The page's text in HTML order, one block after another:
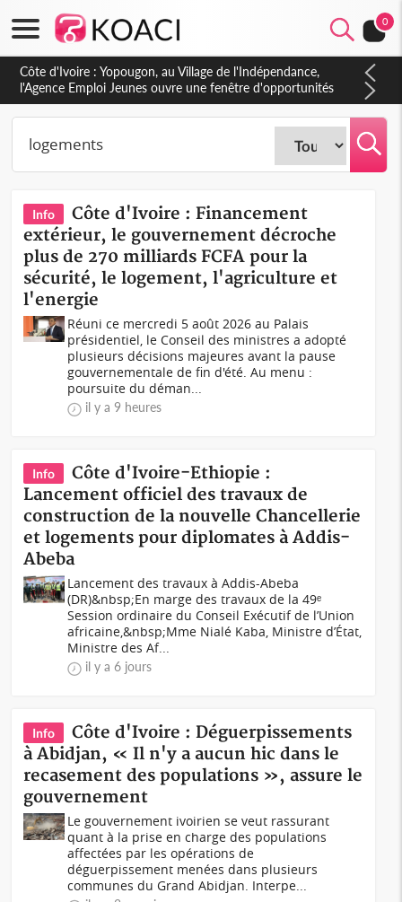
0
Côte d'Ivoire : CHU de Treichville, après la fronde, les agents
contractuels obtiennent un accord avec la direction sur les
arriérés du SMIG 2023
Info
Côte d'Ivoire : Financement
extérieur, le gouvernement décroche
plus de 270 milliards FCFA pour la
sécurité, le logement, l'agriculture et
l'energie
Réuni ce mercredi 5 août 2026 au Palais
présidentiel, le Conseil des ministres a adopté
plusieurs décisions majeures avant la pause
gouvernementale de fin d'été. Au menu :
poursuite du déman...
il y a 9 heures
Info
Côte d'Ivoire-Ethiopie :
Lancement officiel des travaux de
construction de la nouvelle Chancellerie
et logements pour diplomates à Addis-
Abeba
Lancement des travaux à Addis-Abeba
(DR)&nbsp;En marge des travaux de la 49ᵉ
Session ordinaire du Conseil Exécutif de l’Union
africaine,&nbsp;Mme Nialé Kaba, Ministre d’État,
Ministre des Af...
il y a 6 jours
Info
Côte d'Ivoire : Déguerpissements
à Abidjan, « Il n'y a aucun hic dans le
recasement des populations », assure le
gouvernement
Le gouvernement ivoirien se veut rassurant
quant à la prise en charge des populations
affectées par les opérations de
déguerpissement menées dans plusieurs
communes du Grand Abidjan. Interpe...